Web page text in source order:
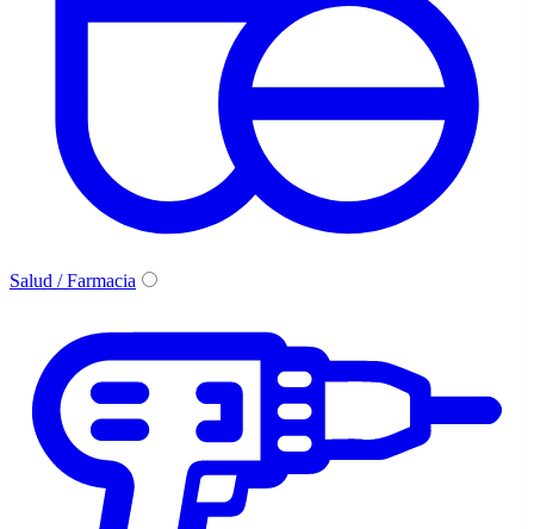
Salud / Farmacia